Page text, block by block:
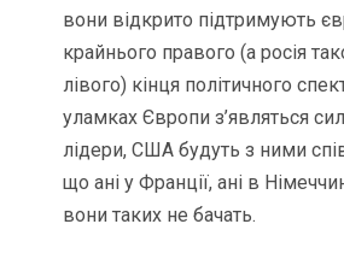
вони відкрито підтримують
крайнього правого (а росія
лівого) кінця політичного
уламках Європи з’являться
лідери, США будуть з ними
що ані у Франції, ані в
вони таких не бачать.